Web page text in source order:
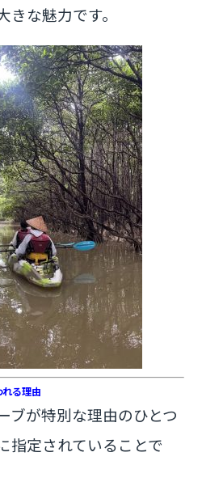
な魅力です。
る理由
ブが特別な理由のひとつ
指定されていることで